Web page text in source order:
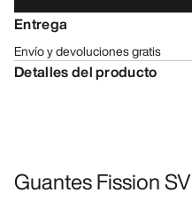
Entrega
Envío y devoluciones gratis
Detalles del producto
Guantes Fission SV